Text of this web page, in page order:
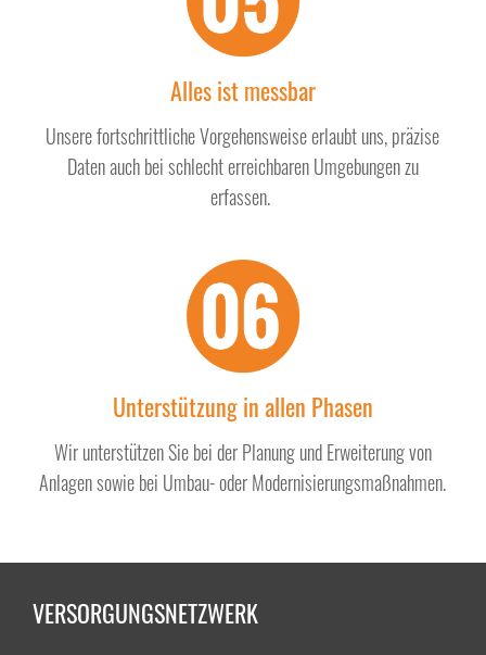
Alles ist messbar
Unsere fortschrittliche Vorgehensweise erlaubt uns, präzise
Daten auch bei schlecht erreichbaren Umgebungen zu
erfassen.
Unterstützung in allen Phasen
Wir unterstützen Sie bei der Planung und Erweiterung von
Anlagen sowie bei Umbau- oder Modernisierungsmaßnahmen.
VERSORGUNGSNETZWERK